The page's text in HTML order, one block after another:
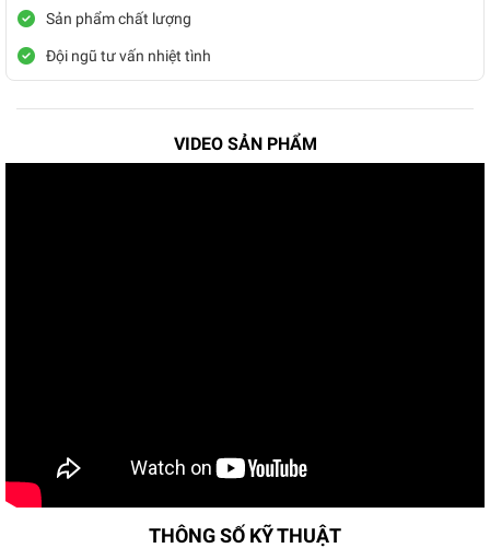
Sản phẩm chất lượng
Đội ngũ tư vấn nhiệt tình
VIDEO SẢN PHẨM
THÔNG SỐ KỸ THUẬT